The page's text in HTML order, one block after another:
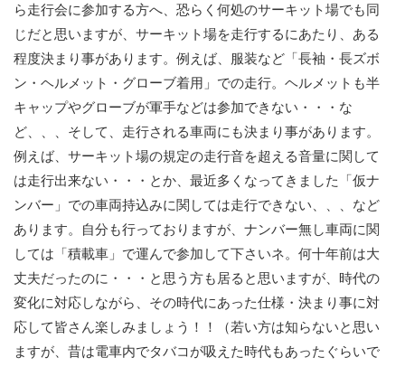
ら走行会に参加する方へ、恐らく何処のサーキット場でも同
じだと思いますが、サーキット場を走行するにあたり、ある
程度決まり事があります。例えば、服装など「長袖・長ズボ
ン・ヘルメット・グローブ着用」での走行。ヘルメットも半
キャップやグローブが軍手などは参加できない・・・な
ど、、、そして、走行される車両にも決まり事があります。
例えば、サーキット場の規定の走行音を超える音量に関して
は走行出来ない・・・とか、最近多くなってきました「仮ナ
ンバー」での車両持込みに関しては走行できない、、、など
あります。自分も行っておりますが、ナンバー無し車両に関
しては「積載車」で運んで参加して下さいネ。何十年前は大
丈夫だったのに・・・と思う方も居ると思いますが、時代の
変化に対応しながら、その時代にあった仕様・決まり事に対
応して皆さん楽しみましょう！！（若い方は知らないと思い
ますが、昔は電車内でタバコが吸えた時代もあったぐらいで